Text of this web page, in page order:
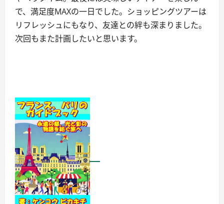
で、満足度MAXの一日でした。ショッピングツアーは
リフレッシュにもなり、友達との絆も深まりました。
次回もまた計画したいと思います。